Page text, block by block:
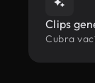
Clips
Cubra